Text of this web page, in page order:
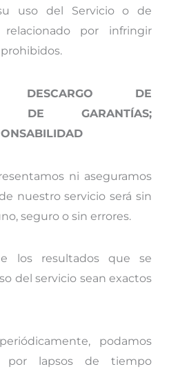
uso del Servicio o de
por infringir
DESCARGO DE
DE GARANTÍAS;
ni aseguramos
nuestro servicio será sin
seguro o sin errores.
los resultados que se
del servicio sean exactos
podamos
por lapsos de tiempo